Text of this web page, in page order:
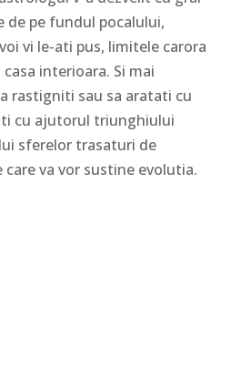
de pe fundul pocalului,
vi le-ati pus, limitele carora
interioara. Si mai
rastigniti sau sa aratati cu
cu ajutorul triunghiului
sferelor trasaturi de
va vor sustine evolutia.